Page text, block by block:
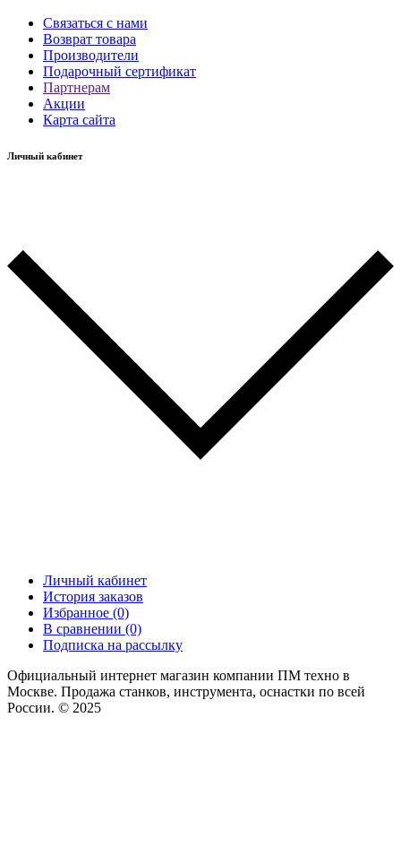
Связаться с нами
Возврат товара
Производители
Подарочный сертификат
Партнерам
Акции
Карта сайта
Личный кабинет
Личный кабинет
История заказов
Избранное (0)
В сравнении (0)
Подписка на рассылку
Официальный интернет магазин компании ПМ техно в
Москве. Продажа станков, инструмента, оснастки по всей
России. © 2025